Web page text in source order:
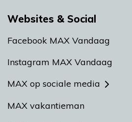
Websites & Social
Facebook MAX Vandaag
Instagram MAX Vandaag
MAX op sociale media
MAX vakantieman